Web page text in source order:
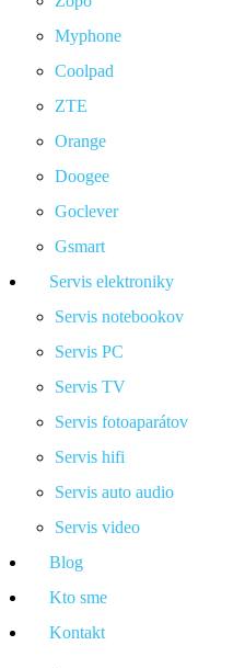
Myphone
Coolpad
ZTE
Orange
Doogee
Goclever
Gsmart
Servis elektroniky
Servis notebookov
Servis PC
Servis TV
Servis fotoaparátov
Servis hifi
Servis auto audio
Servis video
Blog
Kto sme
Kontakt